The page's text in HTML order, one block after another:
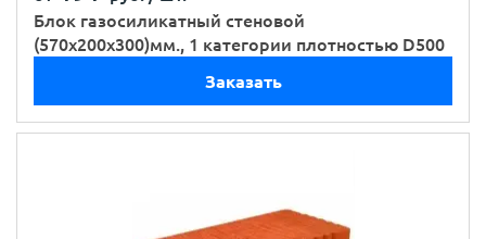
Блок газосиликатный стеновой
(570х200х300)мм., 1 категории плотностью D500
Заказать